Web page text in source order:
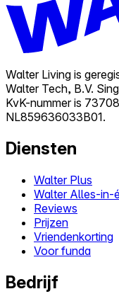
Walter Living is
Walter Tech, B.V.
KvK-nummer is
NL859636033B01.
Diensten
Walter Plus
Walter Alles-in-
Reviews
Prijzen
Vriendenkorting
Voor funda
Bedrijf